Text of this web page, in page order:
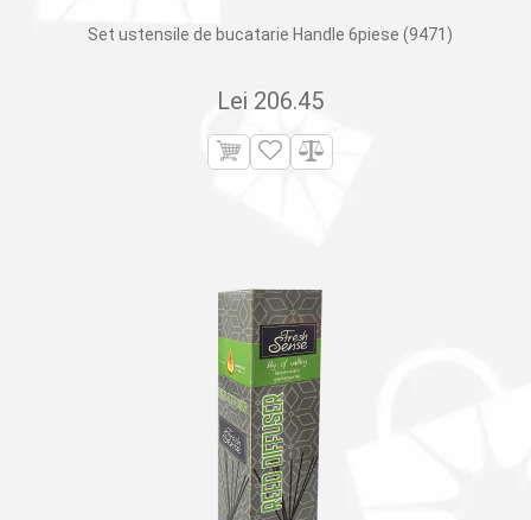
Set ustensile de bucatarie Handle 6piese (9471)
Lei 206.45